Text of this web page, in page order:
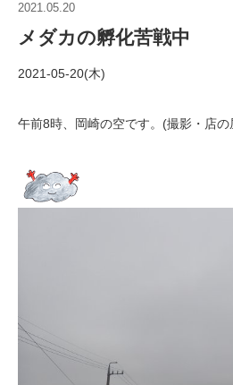
2021.05.20
メダカの孵化苦戦中
2021-05-20(木)
午前8時、岡崎の空です。(撮影・店の